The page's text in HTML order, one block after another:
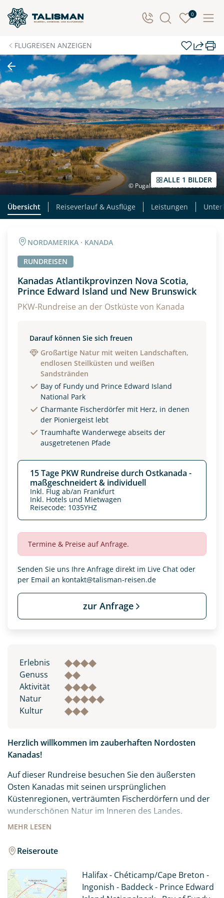
0
FLUGREISEN ANZEIGEN
ALLE 1 BILDER
© Pugalenthi - stock.adobe.com
Übersicht Reiseverlauf & Ausflüge Leistungen
NORDAMERIKA · KANADA
RUNDREISEN
Kanadas Atlantikprovinzen Nova Scotia,
Prince Edward Island und New Brunswick
PKW-Rundreise an der Ostküste von Kanada
Darauf können Sie sich freuen
Großartige Natur mit weiten Landschaften,
endlosen Steilküsten und weißen
Sandstränden
Bay of Fundy und Prince Edward Island
National Park
Charmante Fischerdörfer mit Herz, in denen
der Pioniergeist lebt
Traumhafte Wanderwege abseits der
ausgetretenen Pfade
15 Tage PKW Rundreise durch Ostkanada -
maßgeschneidert & individuell
Inkl. Flug ab/an Frankfurt
Inkl. Hotels und Mietwagen
Reisecode: 1035YHZ
Termine & Preise auf Anfrage.
Senden Sie uns Ihre Anfrage direkt im Live Chat oder
per Email an kontakt@talisman-reisen.de
zur Anfrage
Erlebnis
Genuss
Aktivität
Natur
Kultur
MEHR LESEN
Herzlich willkommen im zauberhaften Nordosten
Kanadas!
Auf dieser Rundreise besuchen Sie den äußersten
Osten Kanadas mit seinen ursprünglichen
Küstenregionen, verträumten Fischerdörfern und der
wunderschönen Natur im Inneren des Landes.
Eher untypisch für den klassischen Kanadaurlaub, aber
Küstenlänge von rund 7.600 Kilometern mit
feinsandigen und kilometerlangen Sandstränden bis
hin zu kleinen Buchten.
Die kleine Insel Prince Edward Island im Golf von St.
Reiseroute
Halifax - Chéticamp/Cape Breton -
Ingonish - Baddeck - Prince Edward